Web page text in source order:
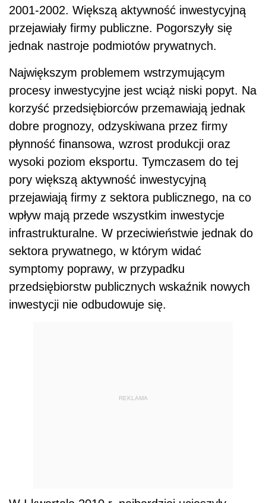
2001-2002. Większą aktywność inwestycyjną
przejawiały firmy publiczne. Pogorszyły się
jednak nastroje podmiotów prywatnych.
Największym problemem wstrzymującym
procesy inwestycyjne jest wciąż niski popyt. Na
korzyść przedsiębiorców przemawiają jednak
dobre prognozy, odzyskiwana przez firmy
płynność finansowa, wzrost produkcji oraz
wysoki poziom eksportu. Tymczasem do tej
pory większą aktywność inwestycyjną
przejawiają firmy z sektora publicznego, na co
wpływ mają przede wszystkim inwestycje
infrastrukturalne. W przeciwieństwie jednak do
sektora prywatnego, w którym widać
symptomy poprawy, w przypadku
przedsiębiorstw publicznych wskaźnik nowych
inwestycji nie odbudowuje się.
REKLAMA